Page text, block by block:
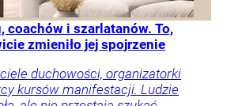
coachów i szarlatanów. To,
zmieniło jej spojrzenie
duchowości, organizatorki
kursów manifestacji. Ludzie